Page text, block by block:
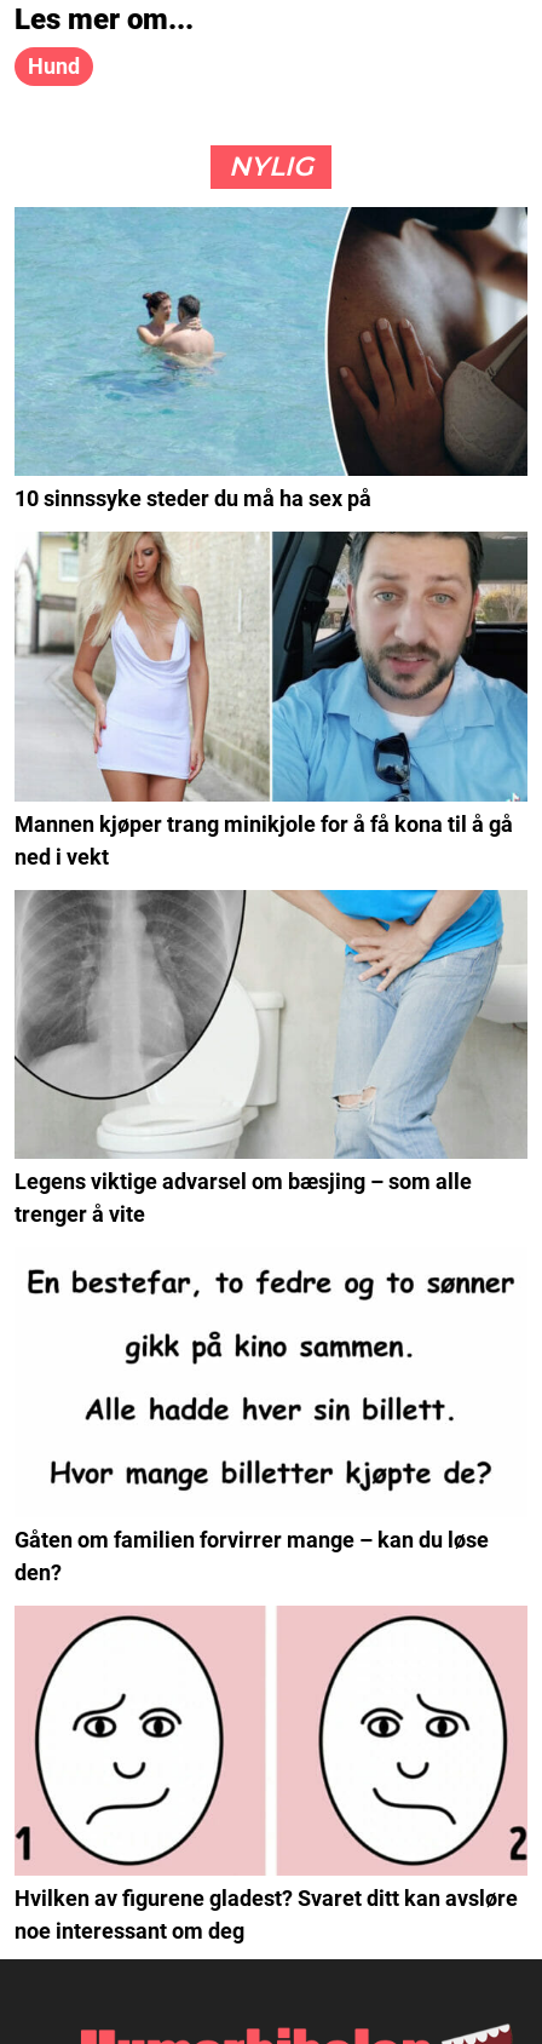
Les mer om...
Hund
NYLIG
10 sinnssyke steder du må ha sex på
Mannen kjøper trang minikjole for å få kona til å gå
ned i vekt
Legens viktige advarsel om bæsjing – som alle
trenger å vite
Gåten om familien forvirrer mange – kan du løse
den?
Hvilken av figurene gladest? Svaret ditt kan avsløre
noe interessant om deg